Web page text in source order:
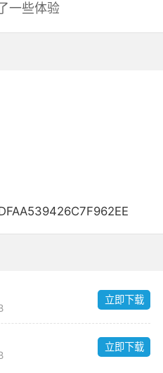
一些体验
立即下载
立即下载